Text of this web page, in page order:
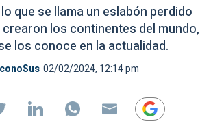
que se llama un eslabón perdido
los continentes del mundo,
los conoce en la actualidad.
02/02/2024, 12:14 pm